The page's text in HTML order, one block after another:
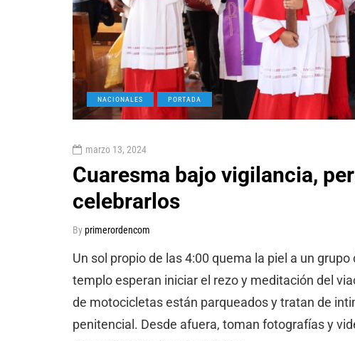
NACIONALES PORTADA
marzo 13, 2024
Cuaresma bajo vigilancia,
celebrarlos
Byprimerordencom
Un sol propio de las 4:00 quema la piel a un
templo esperan iniciar el rezo y meditación del
de motocicletas están parqueados y tratan de
penitencial. Desde afuera, toman fotografías y